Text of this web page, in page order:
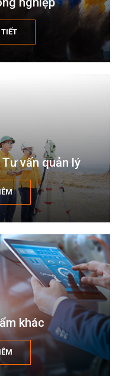
vấn quản lý
khác